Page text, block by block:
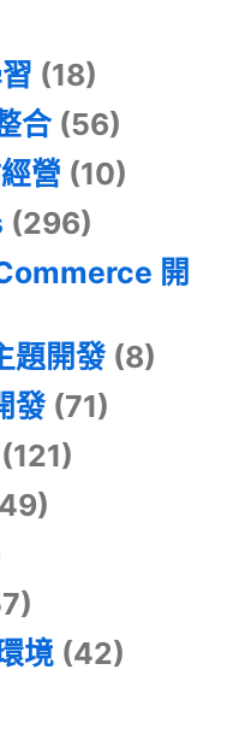
(18)
合(56)
營 (10)
(296)
開
題開發(8)
發(71)
境(42)